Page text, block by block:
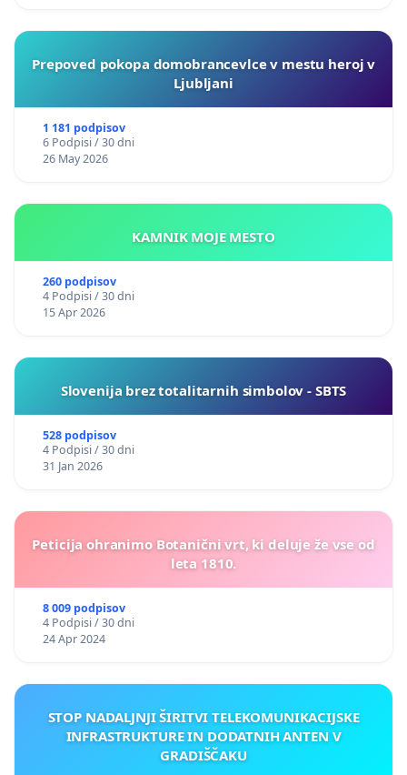
Prepoved pokopa domobrancevlce v mestu heroj v
Ljubljani
1 181 podpisov
6 Podpisi / 30 dni
26 May 2026
KAMNIK MOJE MESTO
260 podpisov
4 Podpisi / 30 dni
15 Apr 2026
Slovenija brez totalitarnih simbolov - SBTS
528 podpisov
4 Podpisi / 30 dni
31 Jan 2026
Peticija ohranimo Botanični vrt, ki deluje že vse od
leta 1810.
8 009 podpisov
4 Podpisi / 30 dni
24 Apr 2024
STOP NADALJNJI ŠIRITVI TELEKOMUNIKACIJSKE
INFRASTRUKTURE IN DODATNIH ANTEN V
GRADIŠČAKU